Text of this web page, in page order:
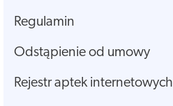
Regulamin
Odstąpienie od umowy
Rejestr aptek internetowych